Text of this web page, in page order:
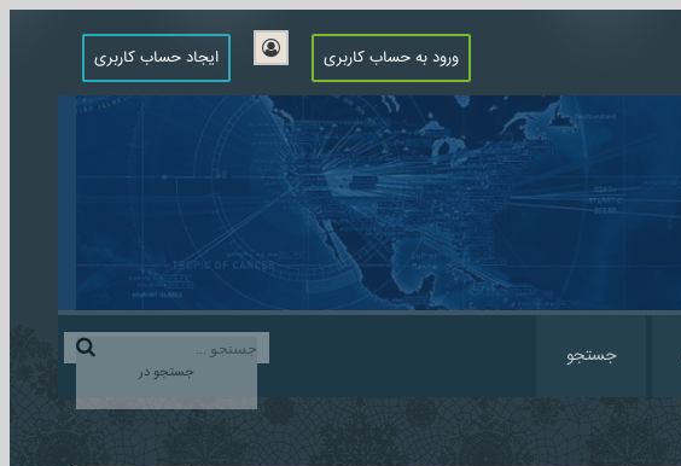
ورود به حساب کاربری ایجاد حساب کاربری
جستجو در
جستجو